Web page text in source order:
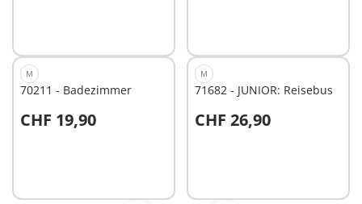
M
70211 - Badezimmer
CHF 19,90
In den Warenkorb
M
71682 - JUNIOR: Reisebus
CHF 26,90
In den Warenkorb